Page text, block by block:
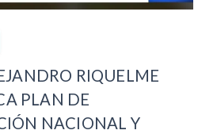
RIQUELME
PLAN DE
NACIONAL Y